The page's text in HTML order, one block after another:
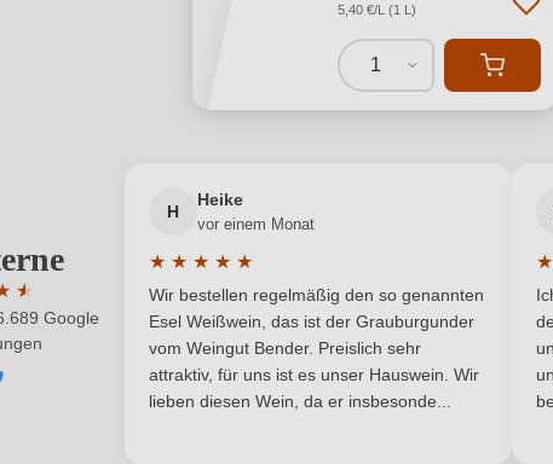
5,40 €/L (1 L)
1
★
★
Bewertung von 4.7 von 5 Sternen
Google
H
Heike
vor einem Monat
★ ★ ★ ★ ★
Durchschnittliche Bewertung von 5 von 5
Wir bestellen regelmäßig den so genannten
Esel Weißwein, das ist der Grauburgunder
vom Weingut Bender. Preislich sehr
attraktiv, für uns ist es unser Hauswein. Wir
lieben diesen Wein, da er insbesonde...
★